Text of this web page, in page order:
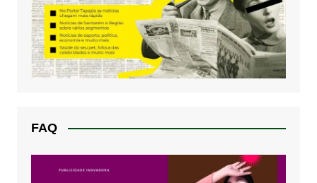
FAQ